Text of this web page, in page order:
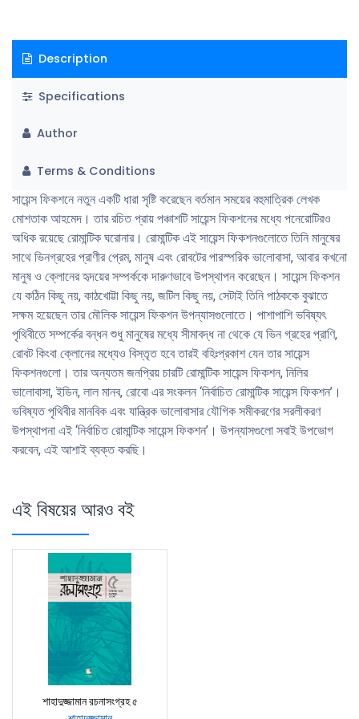
Description
Specifications
Author
Terms & Conditions
সায়েন্স ফিকশনে নতুন একটি ধারা সৃষ্টি করেছেন বর্তমান সময়ের বহুমাত্রিক লেখক
মোশতাক আহমেদ। তার রচিত প্রায় পঞ্চাশটি সায়েন্স ফিকশনের মধ্যে পনেরোটিরও
অধিক রয়েছে রোমান্টিক ঘরোনার। রোমান্টিক এই সায়েন্স ফিকশনগুলোতে তিনি মানুষের
সাথে ভিনগ্রহের প্রাণীর প্রেম, মানুষ এবং রোবটের পারস্পরিক ভালোবাসা, আবার কখনো
মানুষ ও ক্লোনের হৃদয়ের সম্পর্ককে দারুণভাবে উপস্থাপন করেছেন। সায়েন্স ফিকশন
যে কঠিন কিছু নয়, কাঠখোট্টা কিছু নয়, জটিল কিছু নয়, সেটাই তিনি পাঠককে বুঝাতে
সক্ষম হয়েছেন তার মৌলিক সায়েন্স ফিকশন উপন্যাসগুলোতে। পাশাপাশি ভবিষ্যৎ
পৃথিবীতে সম্পর্কের বন্ধন শুধু মানুষের মধ্যে সীমাবদ্ধ না থেকে যে ভিন গ্রহের প্রাণি,
রোবট কিংবা ক্লোনের মধ্যেও বিস্তৃত হবে তারই বহিঃপ্রকাশ যেন তার সায়েন্স
ফিকশনগুলো। তার অন্যতম জনপ্রিয় চারটি রোমান্টিক সায়েন্স ফিকশন, নিলির
ভালোবাসা, ইডিন, লাল মানব, রোবো এর সংকলন ‘নির্বাচিত রোমান্টিক সায়েন্স ফিকশন’।
ভবিষ্যত পৃথিবীর মানবিক এবং যান্ত্রিক ভালোবাসার যৌগিক সমীকরণের সরলীকরণ
উপস্থাপনা এই ‘নির্বাচিত রোমান্টিক সায়েন্স ফিকশন’। উপন্যাসগুলো সবাই উপভোগ
করবেন, এই আশাই ব্যক্ত করছি।
এই বিষয়ের আরও বই
শাহাদুজ্জামান রচনাসংগ্রহ ৫